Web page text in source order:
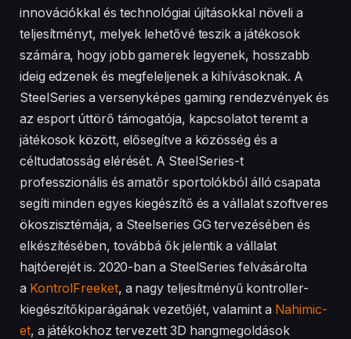
innovációkkal és technológiai újításokkal növeli a
teljesítményt, melyek lehetővé teszik a játékosok
számára, hogy jobb gamerek legyenek, hosszabb
ideig edzenek és megfeleljenek a kihívásoknak. A
SteelSeries a versenyképes gaming rendezvények és
az esport úttörő támogatója, kapcsolatot teremt a
játékosok között, elősegítve a közösség és a
céltudatosság elérését. A SteelSeries-t
professzionális és amatőr sportolókból álló csapata
segíti minden egyes kiegészítő és a vállalat szoftveres
ökoszisztémája, a Steelseries GG tervezésében és
elkészítésében, továbbá ők jelentik a vállalat
hajtóerejét is. 2020-ban a SteelSeries felvásárolta
a KontrolFreeket, a nagy teljesítményű kontroller-
kiegészítőkiparágának vezetőjét, valamint a Nahimic-
et, a játékokhoz tervezett 3D hangmegoldások